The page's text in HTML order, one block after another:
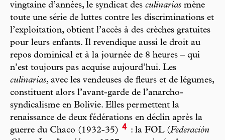
vingtaine d’années, le syndicat des culinarias mène
toute une série de luttes contre les discriminations et
l’exploitation, obtient l’accès à des crèches gratuites
pour leurs enfants. Il revendique aussi le droit au
repos dominical et à la journée de 8 heures – qui
n’est toujours pas acquise aujourd’hui. Les
culinarias, avec les vendeuses de fleurs et de légumes,
constituent alors l’avant-garde de l’anarcho-
syndicalisme en Bolivie. Elles permettent la
renaissance de deux fédérations en déclin après la
guerre du Chaco (1932-35) 4 : la FOL (Federación